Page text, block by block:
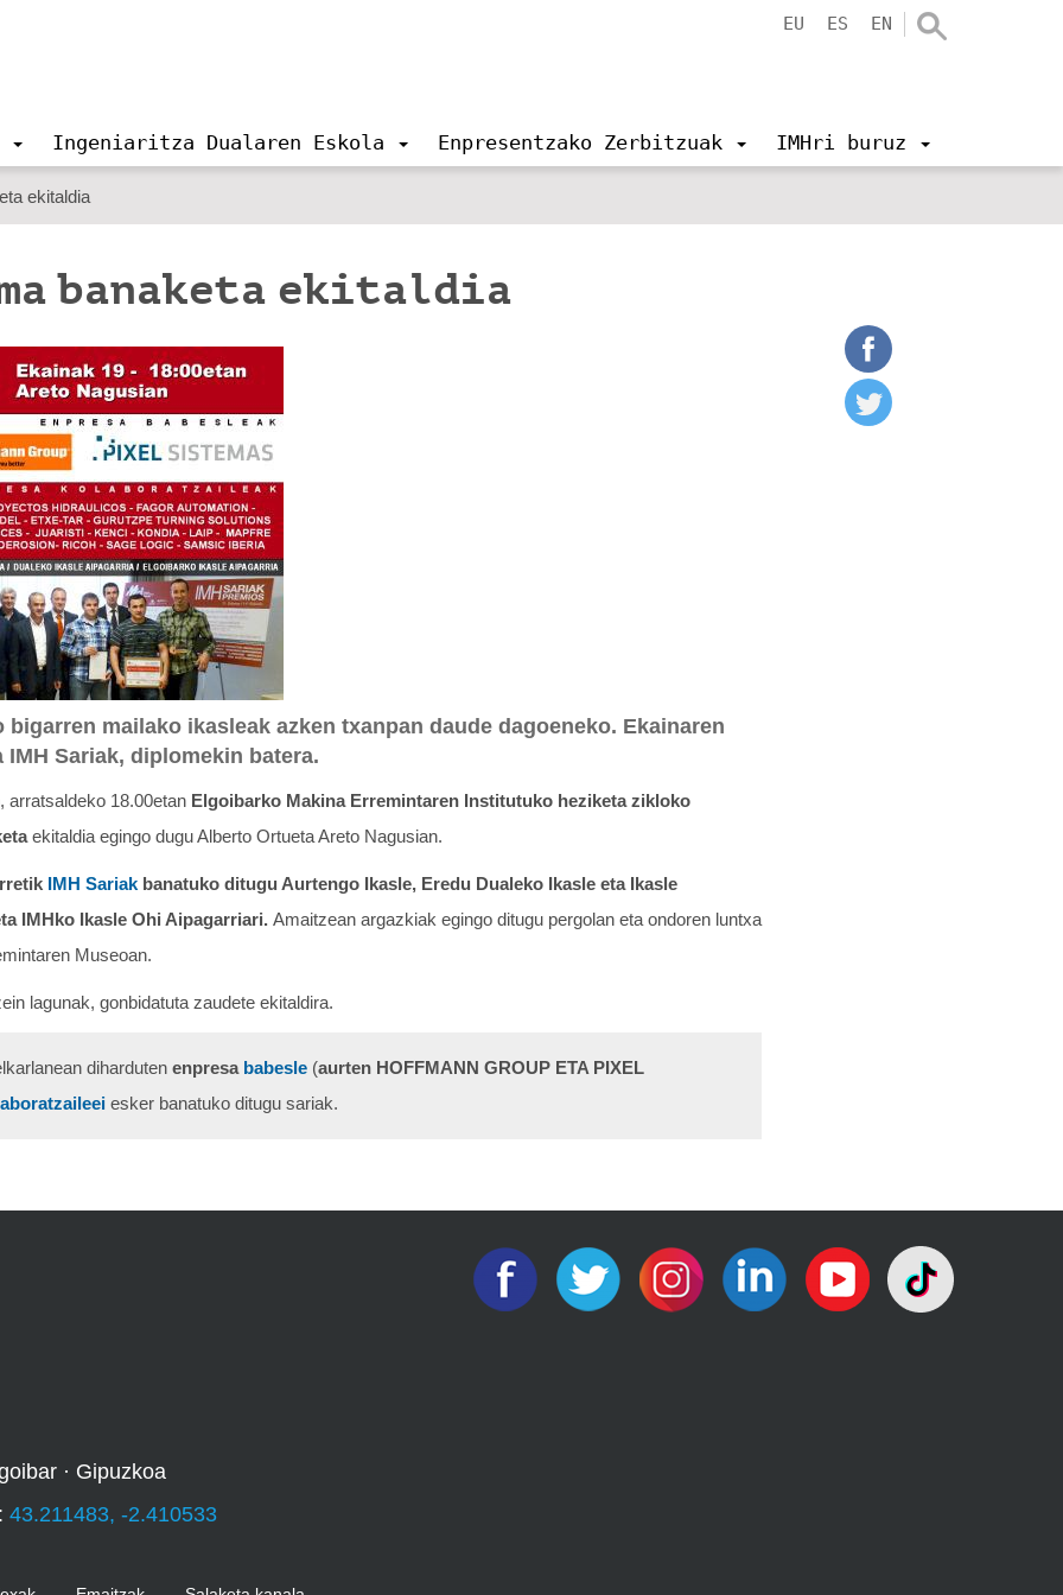
EU ES EN
Ingeniaritza Dualaren Eskola Enpresentzako Zerbitzuak IMHri buruz
ekitaldia
banaketa ekitaldia
bigarren mailako ikasleak azken txanpan daude dagoeneko. Ekainaren
IMH Sariak, diplomekin batera.
arratsaldeko 18.00etan Elgoibarko Makina Erremintaren Institutuko heziketa zikloko
ekitaldia egingo dugu Alberto Ortueta Areto Nagusian.
IMH Sariak banatuko ditugu Aurtengo Ikasle, Eredu Dualeko Ikasle eta Ikasle
IMHko Ikasle Ohi Aipagarriari. Amaitzean argazkiak egingo ditugu pergolan eta ondoren luntxa
Museoan.
lagunak, gonbidatuta zaudete ekitaldira.
diharduten enpresa babesle (aurten HOFFMANN GROUP ETA PIXEL
esker banatuko ditugu sariak.
· Gipuzkoa
43.211483, -2.410533